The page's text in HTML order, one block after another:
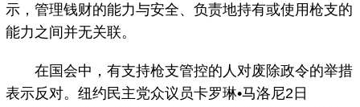
示，管理钱财的能力与安全、负责地持有或使用枪支的
能力之间并无关联。
在国会中，有支持枪支管控的人对废除政令的举措
表示反对。纽约民主党众议员卡罗琳•马洛尼2日